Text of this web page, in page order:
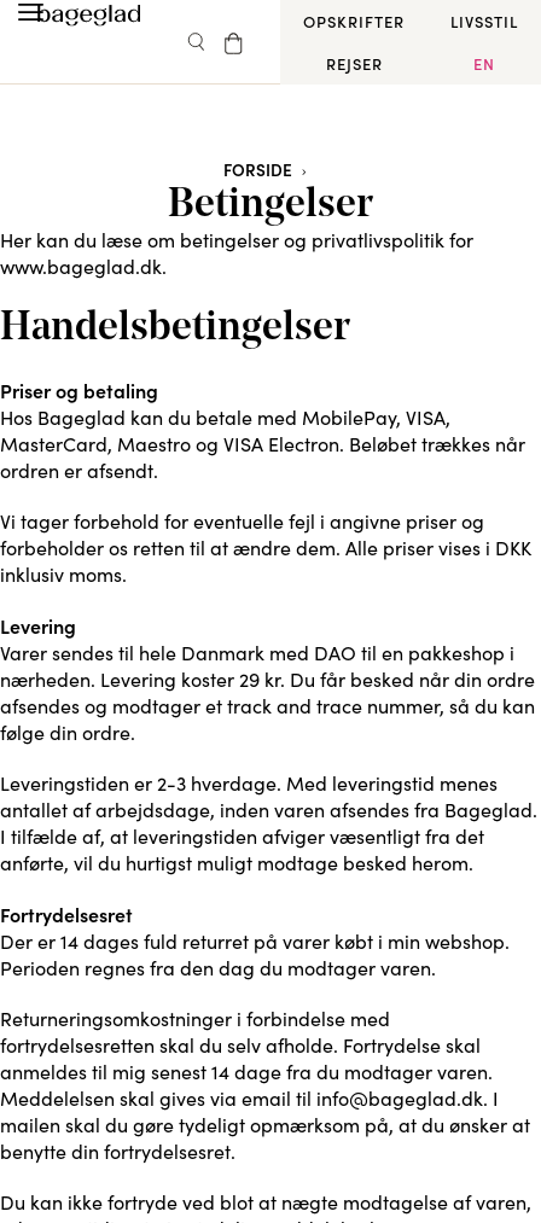
OPSKRIFTER
LIVSSTIL
REJSER
EN
FORSIDE
Betingelser
Her kan du læse om betingelser og privatlivspolitik for
www.bageglad.dk.
Handelsbetingelser
Priser og betaling
Hos Bageglad kan du betale med MobilePay, VISA,
MasterCard, Maestro og VISA Electron. Beløbet trækkes når
ordren er afsendt.
Vi tager forbehold for eventuelle fejl i angivne priser og
forbeholder os retten til at ændre dem. Alle priser vises i DKK
inklusiv moms.
Levering
Varer sendes til hele Danmark med DAO til en pakkeshop i
nærheden. Levering koster 29 kr. Du får besked når din ordre
afsendes og modtager et track and trace nummer, så du kan
følge din ordre.
Leveringstiden er 2-3 hverdage. Med leveringstid menes
antallet af arbejdsdage, inden varen afsendes fra Bageglad.
I tilfælde af, at leveringstiden afviger væsentligt fra det
anførte, vil du hurtigst muligt modtage besked herom.
Fortrydelsesret
Der er 14 dages fuld returret på varer købt i min webshop.
Perioden regnes fra den dag du modtager varen.
Returneringsomkostninger i forbindelse med
fortrydelsesretten skal du selv afholde. Fortrydelse skal
anmeldes til mig senest 14 dage fra du modtager varen.
Meddelelsen skal gives via email til info@bageglad.dk. I
mailen skal du gøre tydeligt opmærksom på, at du ønsker at
benytte din fortrydelsesret.
Du kan ikke fortryde ved blot at nægte modtagelse af varen,